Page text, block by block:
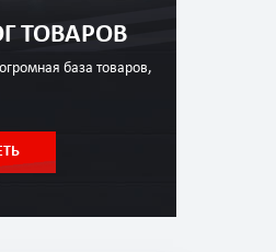
ТОВАРОВ
база товаров,